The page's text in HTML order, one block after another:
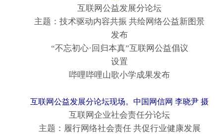
互联网公益发展分论坛
主题：技术驱动内容共振 共绘网络公益新图景
发布
“不忘初心·回归本真”互联网公益倡议
设置
哔哩哔哩山歌小学成果发布
互联网公益发展分论坛现场。中国网信网 李晓尹 摄
互联网企业社会责任分论坛
主题：履行网络社会责任 共促行业健康发展